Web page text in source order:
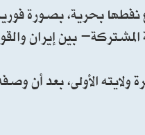
نفطها بحرية، بصورة
بين إيران والقوى